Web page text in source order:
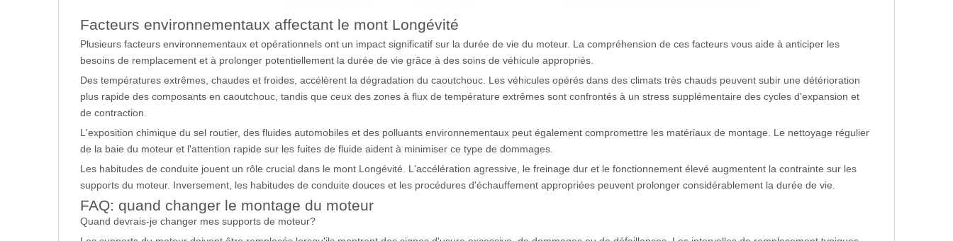
Facteurs environnementaux affectant le mont Longévité
Plusieurs facteurs environnementaux et opérationnels ont un impact significatif sur la durée de vie du moteur. La compréhension de ces facteurs vous aide à anticiper les
besoins de remplacement et à prolonger potentiellement la durée de vie grâce à des soins de véhicule appropriés.
Des températures extrêmes, chaudes et froides, accélèrent la dégradation du caoutchouc. Les véhicules opérés dans des climats très chauds peuvent subir une détérioration
plus rapide des composants en caoutchouc, tandis que ceux des zones à flux de température extrêmes sont confrontés à un stress supplémentaire des cycles d'expansion et
de contraction.
L'exposition chimique du sel routier, des fluides automobiles et des polluants environnementaux peut également compromettre les matériaux de montage. Le nettoyage régulier
de la baie du moteur et l'attention rapide sur les fuites de fluide aident à minimiser ce type de dommages.
Les habitudes de conduite jouent un rôle crucial dans le mont Longévité. L'accélération agressive, le freinage dur et le fonctionnement élevé augmentent la contrainte sur les
supports du moteur. Inversement, les habitudes de conduite douces et les procédures d'échauffement appropriées peuvent prolonger considérablement la durée de vie.
FAQ: quand changer le montage du moteur
Quand devrais-je changer mes supports de moteur?